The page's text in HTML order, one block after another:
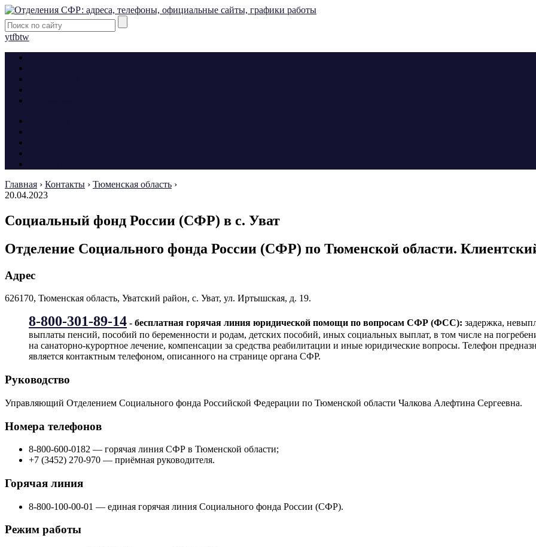
ytfbtw
Главная › Контакты › Тюменская область ›
20.04.2023
Социальный фонд России (СФР) в с. Уват
Отделение Социального фонда России (СФР) по Тюменской области.
Адрес
626170, Тюменская область, Уватский район, с. Уват, ул. Иртышская, д. 19.
8-800-301-89-14 - бесплатная горячая линия юридической помощи по вопросам CФР (ФСС): задержка,
выплаты пенсий, пособий по беременности и родам, детских пособий, иных социальных выплат, в том числе на
на санаторно-курортное лечение, компенсации за средства реабилитации и иные юридические вопросы. Телефон
является контактным телефоном, описанного на странице органа СФР.
Руководство
Управляющий Отделением Социального фонда Российской Федерации по Тюменской области Чалкова Алефтина Сергеевна.
Номера телефонов
8-800-600-0182 — горячая линия СФР в Тюменской области;
+7 (3452) 270-970 — приёмная руководителя.
Горячая линия
8-800-100-00-01 — единая горячая линия Социального фонда России (СФР).
Режим работы